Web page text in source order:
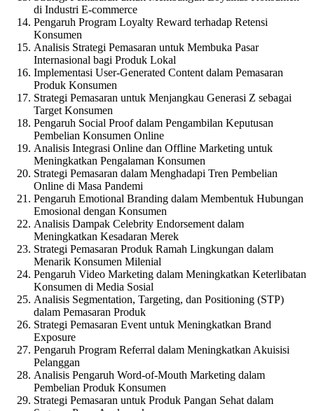
di Industri E-commerce
Pengaruh Program Loyalty Reward terhadap Retensi
Konsumen
Analisis Strategi Pemasaran untuk Membuka Pasar
Internasional bagi Produk Lokal
Implementasi User-Generated Content dalam Pemasaran
Produk Konsumen
Strategi Pemasaran untuk Menjangkau Generasi Z sebagai
Target Konsumen
Pengaruh Social Proof dalam Pengambilan Keputusan
Pembelian Konsumen Online
Analisis Integrasi Online dan Offline Marketing untuk
Meningkatkan Pengalaman Konsumen
Strategi Pemasaran dalam Menghadapi Tren Pembelian
Online di Masa Pandemi
Pengaruh Emotional Branding dalam Membentuk Hubungan
Emosional dengan Konsumen
Analisis Dampak Celebrity Endorsement dalam
Meningkatkan Kesadaran Merek
Strategi Pemasaran Produk Ramah Lingkungan dalam
Menarik Konsumen Milenial
Pengaruh Video Marketing dalam Meningkatkan Keterlibatan
Konsumen di Media Sosial
Analisis Segmentation, Targeting, dan Positioning (STP)
dalam Pemasaran Produk
Strategi Pemasaran Event untuk Meningkatkan Brand
Exposure
Pengaruh Program Referral dalam Meningkatkan Akuisisi
Pelanggan
Analisis Pengaruh Word-of-Mouth Marketing dalam
Pembelian Produk Konsumen
Strategi Pemasaran untuk Produk Pangan Sehat dalam